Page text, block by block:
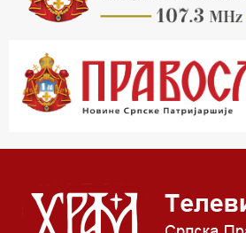
23.00 Питања и одговори
00.03 Гугл пита
01.03 Живе речи - подкаст